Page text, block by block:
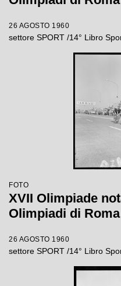
26 AGOSTO 1960
settore SPORT /14° Libro
FOTO
XVII Olimpiade
Olimpiadi di Roma
26 AGOSTO 1960
settore SPORT /14° Libro